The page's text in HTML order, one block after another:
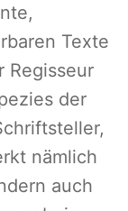
Texte
Regisseur
der
nämlich
auch